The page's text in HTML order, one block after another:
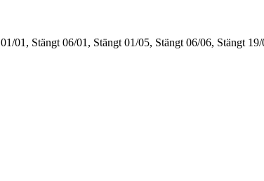
01/01, Stängt 06/01, Stängt 01/05, Stängt 06/06, Stängt